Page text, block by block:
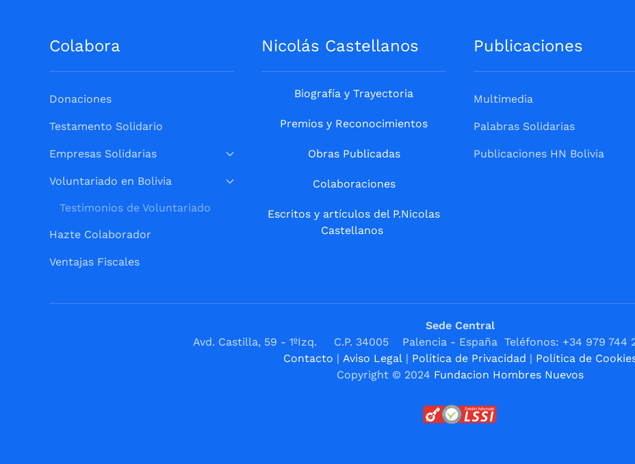
Colabora
Donaciones
Testamento Solidario
Empresas Solidarias
Voluntariado en Bolivia
Testimonios de Voluntariado
Hazte Colaborador
Ventajas Fiscales
Nicolás Castellanos
Biografía y Trayectoria
Premios y Reconocimientos
Obras Publicadas
Colaboraciones
Escritos y artículos del P.Nicolas
Castellanos
Publicaciones
Multimedia
Palabras Solidarias
Publicaciones HN Bolivia
Sede Central
Avd. Castilla, 59 - 1ºIzq. C.P. 34005 Palencia - España Teléfonos: +34 979 744
Contacto | Aviso Legal | Política de Privacidad | Política de
Copyright © 2024 Fundacion Hombres Nuevos